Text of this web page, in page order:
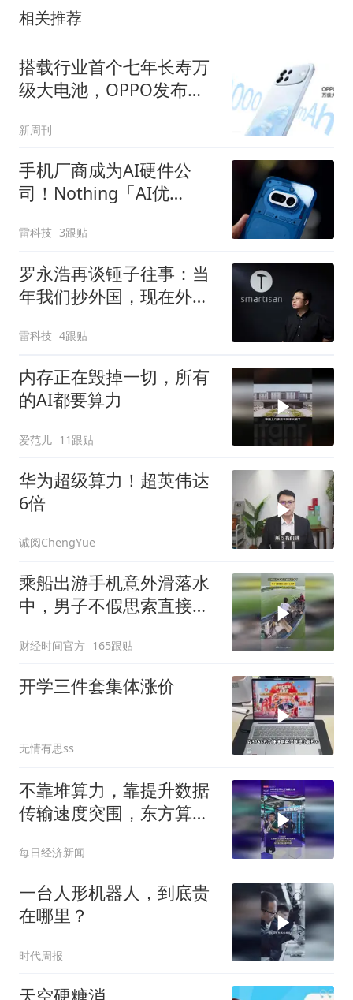
相关推荐
搭载行业首个七年长寿万
级大电池，OPPO发布新
新周刊
手机厂商成为AI硬件公
司！Nothing「AI优
雷科技 3跟贴
罗永浩再谈锤子往事：当
年我们抄外国，现在外国
雷科技 4跟贴
内存正在毁掉一切，所有
的AI都要算力
爱范儿 11跟贴
华为超级算力！超英伟达
6倍
诚阅ChengYue
乘船出游手机意外滑落水
中，男子不假思索直接下
财经时间官方 165跟贴
开学三件套集体涨价
无情有思ss
不靠堆算力，靠提升数据
传输速度突围，东方算芯
奖项
每日经济新闻
一台人形机器人，到底贵
在哪里？
时代周报